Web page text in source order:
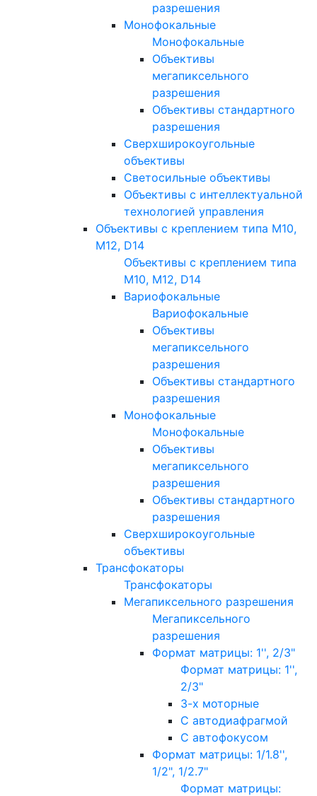
разрешения
Монофокальные
Монофокальные
Объективы
мегапиксельного
разрешения
Объективы стандартного
разрешения
Сверхширокоугольные
объективы
Светосильные объективы
Объективы с интеллектуальной
технологией управления
Объективы с креплением типа M10,
M12, D14
Объективы с креплением типа
M10, M12, D14
Вариофокальные
Вариофокальные
Объективы
мегапиксельного
разрешения
Объективы стандартного
разрешения
Монофокальные
Монофокальные
Объективы
мегапиксельного
разрешения
Объективы стандартного
разрешения
Сверхширокоугольные
объективы
Трансфокаторы
Трансфокаторы
Мегапиксельного разрешения
Мегапиксельного
разрешения
Формат матрицы: 1'', 2/3"
Формат матрицы: 1'',
2/3"
3-х моторные
С автодиафрагмой
С автофокусом
Формат матрицы: 1/1.8'',
1/2", 1/2.7"
Формат матрицы: